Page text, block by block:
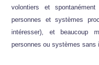
volontiers et
personnes et systèmes
intéresser), et beaucoup
personnes ou systèmes sans